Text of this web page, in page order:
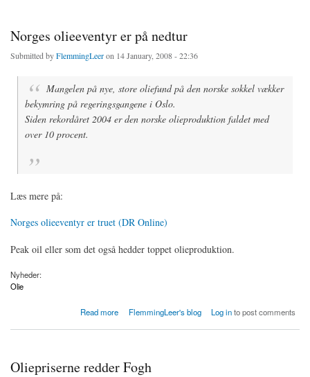
Norges olieeventyr er på nedtur
Submitted byFlemmingLeeron 14 January, 2008 - 22:36
Mangelen på nye, store oliefund på den norske sokkel vækker
bekymring på regeringsgangene i Oslo.
Siden rekordåret 2004 er den norske olieproduktion faldet med
over 10 procent.
Læs mere på:­
Norges olieeventyr er truet (DR Online)
Peak oil eller som det også hedder toppet olieproduktion.
Nyheder:
Olie
Read more
about Norges olieeventyr er på nedtur FlemmingLeer's blog Log into post comments
Oliepriserne redder Fogh